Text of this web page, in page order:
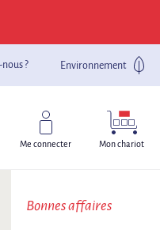
? Environnement
Me connecter Mon chariot
Bonnes affaires